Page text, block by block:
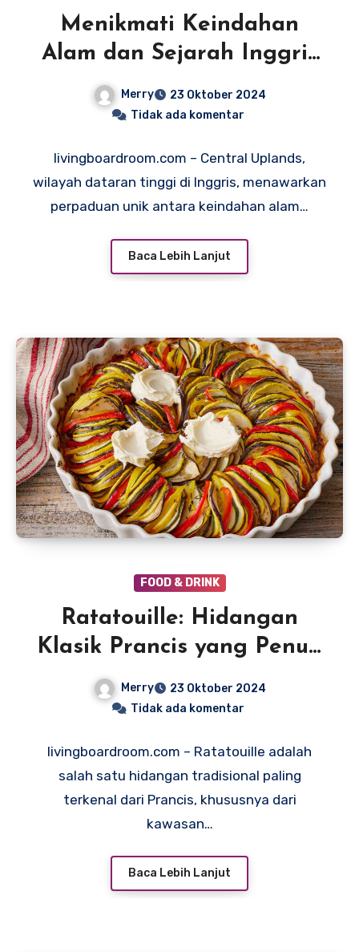
Menikmati Keindahan
Alam dan Sejarah Inggris
di Central Uplands
Merry
23 Oktober 2024
Tidak ada komentar
livingboardroom.com – Central Uplands,
wilayah dataran tinggi di Inggris, menawarkan
perpaduan unik antara keindahan alam…
Baca Lebih Lanjut
FOOD & DRINK
Ratatouille: Hidangan
Klasik Prancis yang Penuh
Warna dan Rasa
Merry
23 Oktober 2024
Tidak ada komentar
livingboardroom.com – Ratatouille adalah
salah satu hidangan tradisional paling
terkenal dari Prancis, khususnya dari
kawasan…
Baca Lebih Lanjut